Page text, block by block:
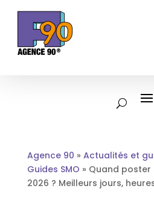
Agence 90 » Actualités et
Guides SMO » Quand poster
2026 ? Meilleurs jours,